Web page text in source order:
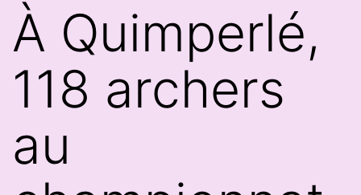
À Quimperlé,
118 archers
au